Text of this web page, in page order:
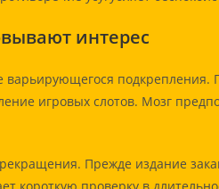
интерес
подкрепления.
игровых слотов. Мозг
Прежде издание